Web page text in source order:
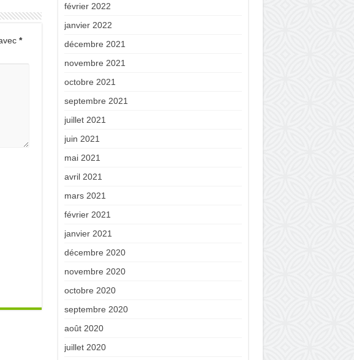
*
février 2022
janvier 2022
décembre 2021
novembre 2021
octobre 2021
septembre 2021
juillet 2021
juin 2021
mai 2021
avril 2021
mars 2021
février 2021
janvier 2021
décembre 2020
novembre 2020
octobre 2020
septembre 2020
août 2020
juillet 2020